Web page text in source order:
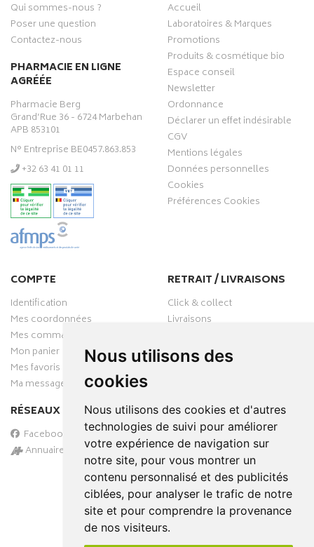
Nous utilisons des
cookies
Nous utilisons des cookies et d'autres
technologies de suivi pour améliorer
votre expérience de navigation sur
notre site, pour vous montrer un
contenu personnalisé et des publicités
ciblées, pour analyser le trafic de notre
site et pour comprendre la provenance
de nos visiteurs.
Qui sommes-nous ?
Poser une question
Contactez-nous
PHARMACIE EN LIGNE
AGRÉÉE
Pharmacie Berg
Grand’Rue 36 - 6724 Marbehan
APB 853101
N° Entreprise BE0457.863.853
‭+32 63 41 01 11‬
Accueil
Laboratoires & Marques
Promotions
Produits & cosmétique bio
Espace conseil
Newsletter
Ordonnance
Déclarer un effet indésirable
CGV
Mentions légales
Données personnelles
Cookies
Préférences Cookies
COMPTE
Identification
Mes coordonnées
Mes commandes
Mon panier
Mes favoris
Ma messagerie
RÉSEAUX SOCIAUX
Facebook
Annuaire des pharmacies
RETRAIT / LIVRAISONS
Click & collect
Livraisons
PAIEMENT SÉCURISÉ